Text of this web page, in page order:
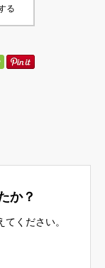
る
か？
ください。